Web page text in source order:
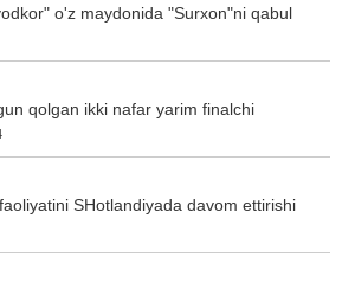
o'z maydonida "Surxon"ni qabul
qolgan ikki nafar yarim finalchi
SHotlandiyada davom ettirishi